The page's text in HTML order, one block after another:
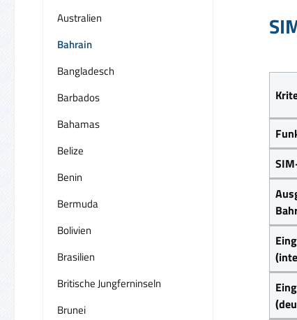
Australien
Bahrain
Bangladesch
Barbados
Bahamas
Belize
Benin
Bermuda
Bolivien
Brasilien
Britische Jungferninseln
Brunei